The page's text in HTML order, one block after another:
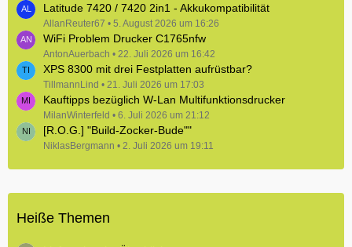
ä
g
e
e
i
t
r
ä
g
e
Latitude 7420 / 7420 2in1 - Akkukompatibilität
AllanReuter67 5. August 2026 um 16:26
WiFi Problem Drucker C1765nfw
AntonAuerbach 22. Juli 2026 um 16:42
XPS 8300 mit drei Festplatten aufrüstbar?
TillmannLind 21. Juli 2026 um 17:03
Kauftipps bezüglich W-Lan Multifunktionsdrucker
MilanWinterfeld 6. Juli 2026 um 21:12
[R.O.G.] "Build-Zocker-Bude""
NiklasBergmann 2. Juli 2026 um 19:11
Heiße Themen